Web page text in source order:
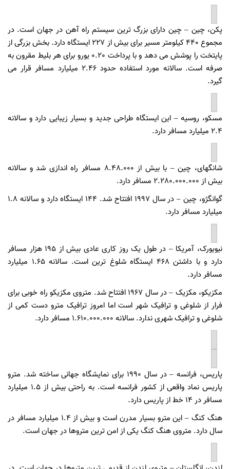
پکن، چین – چین دارای بزرگ ترین سیستم راه آهن در جهان است. در
مجموع 440 کیلومتر مسیر برای بیش از 227 ایستگاه دارد. بخش بزرگی از
پایتخت را پوشش می دهد و با پرداخت 0.20 یورو برای هر بلیط مقرون به
صرفه است. سالانه مورد استفاده حدود 2.46 میلیارد مسافر قرار می
گیرد.
مسکو، روسیه – این ایستگاه طراحی جدید و بسیار زیبایی دارد و سالانه
2.4 میلیارد مسافر دارد.
شانگهای، چین – با بیش از 8.48.000 مسافر راه اندازی شد و سالانه
بیش از 2.280.000.000 مسافر دارد.
گوانگژو، چین – در سال 1997 افتتاح شد. 144 ایستگاه دارد و سالانه 1.8
میلیارد مسافر دارد.
نیویورک، آمریکا – در طول یک روز کاری عادی بیش از 195 هزار مسافر
دارد و با داشتن 468 ایستگاه شلوغ ترین است. سالانه 1.65 میلیارد
مسافر دارد.
مکزیکو، مکزیک – در سال 1967 افتتاح شد. متروی مکزیکو راه خوبی برای
فرار از شلوغی و ترافیک شهر است اما امروز ترافیک مترو دست کمی از
شلوغی و ترافیک شهری ندارد. سالانه 1.610.000.000 مسافر دارد.
پاریس، فرانسه – در سال 1990 برای نمایشگاه جهانی ساخته شد. مترو
پاریس نماد واقعی از کشور فرانسه است. به راحتی بیش از 1.5 میلیارد
مسافر در 14 خط از پاریس دارد.
هنگ کنگ – این مترو بسیار مدرن است و بیش از 1.4 میلیارد مسافر در
سال دارد. متروی هنگ کنگ یکی از امن ترین متروها در جهان است.